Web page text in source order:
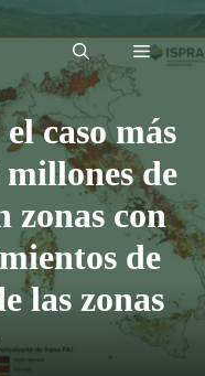
Menú
caso más
de
zonas con
de
las zonas